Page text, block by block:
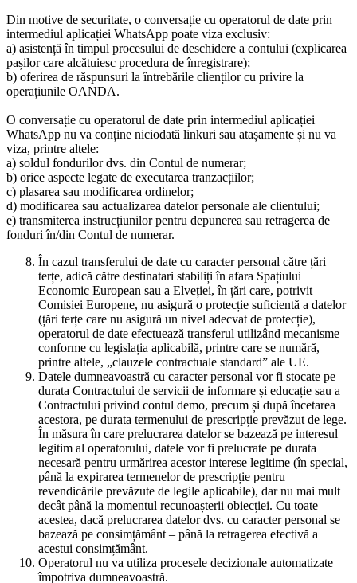
Din motive de securitate, o conversație cu operatorul de date prin
intermediul aplicației WhatsApp poate viza exclusiv:
a) asistență în timpul procesului de deschidere a contului (explicarea
pașilor care alcătuiesc procedura de înregistrare);
b) oferirea de răspunsuri la întrebările clienților cu privire la
operațiunile OANDA.
O conversație cu operatorul de date prin intermediul aplicației
WhatsApp nu va conține niciodată linkuri sau atașamente și nu va
viza, printre altele:
a) soldul fondurilor dvs. din Contul de numerar;
b) orice aspecte legate de executarea tranzacțiilor;
c) plasarea sau modificarea ordinelor;
d) modificarea sau actualizarea datelor personale ale clientului;
e) transmiterea instrucțiunilor pentru depunerea sau retragerea de
fonduri în/din Contul de numerar.
În cazul transferului de date cu caracter personal către țări
terțe, adică către destinatari stabiliți în afara Spațiului
Economic European sau a Elveției, în țări care, potrivit
Comisiei Europene, nu asigură o protecție suficientă a datelor
(țări terțe care nu asigură un nivel adecvat de protecție),
operatorul de date efectuează transferul utilizând mecanisme
conforme cu legislația aplicabilă, printre care se numără,
printre altele, „clauzele contractuale standard” ale UE.
Datele dumneavoastră cu caracter personal vor fi stocate pe
durata Contractului de servicii de informare și educație sau a
Contractului privind contul demo, precum și după încetarea
acestora, pe durata termenului de prescripție prevăzut de lege.
În măsura în care prelucrarea datelor se bazează pe interesul
legitim al operatorului, datele vor fi prelucrate pe durata
necesară pentru urmărirea acestor interese legitime (în special,
până la expirarea termenelor de prescripție pentru
revendicările prevăzute de legile aplicabile), dar nu mai mult
decât până la momentul recunoașterii obiecției. Cu toate
acestea, dacă prelucrarea datelor dvs. cu caracter personal se
bazează pe consimțământ – până la retragerea efectivă a
acestui consimțământ.
Operatorul nu va utiliza procesele decizionale automatizate
împotriva dumneavoastră.